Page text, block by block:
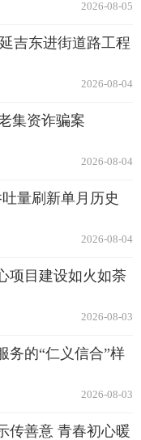
2026-08-05
吉东进街道路工程
2026-08-04
集资诈骗案
2026-08-04
量刷新单月历史
2026-08-04
项目建设如火如荼
2026-08-03
务的“仁义信合”样
2026-08-03
传善意 青春初心暖